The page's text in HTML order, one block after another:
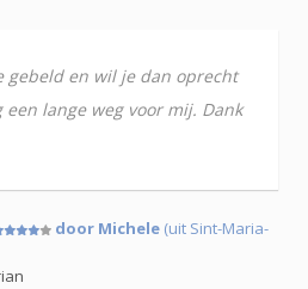
gebeld en wil je dan oprecht
lange weg voor mij. Dank
door Michele (uit Sint-Maria-